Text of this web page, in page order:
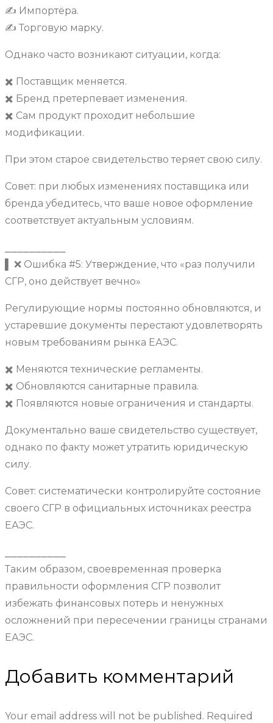
✍️ Импортёра.
✍️ Торговую марку.
Однако часто возникают ситуации, когда:
✖️ Поставщик меняется.
✖️ Бренд претерпевает изменения.
✖️ Сам продукт проходит небольшие
модификации.
При этом старое свидетельство теряет свою силу.
Совет: при любых изменениях поставщика или
бренда убедитесь, что ваше новое оформление
соответствует актуальным условиям.
▌ ❌ Ошибка #5: Утверждение, что «раз получили
СГР, оно действует вечно»
Регулирующие нормы постоянно обновляются, и
устаревшие документы перестают удовлетворять
новым требованиям рынка ЕАЭС.
✖️ Меняются технические регламенты.
✖️ Обновляются санитарные правила.
✖️ Появляются новые ограничения и стандарты.
Документально ваше свидетельство существует,
однако по факту может утратить юридическую
силу.
Совет: систематически контролируйте состояние
своего СГР в официальных источниках реестра
ЕАЭС.
Таким образом, своевременная проверка
правильности оформления СГР позволит
избежать финансовых потерь и ненужных
осложнений при пересечении границы странами
ЕАЭС.
Добавить комментарий
Your email address will not be published. Required